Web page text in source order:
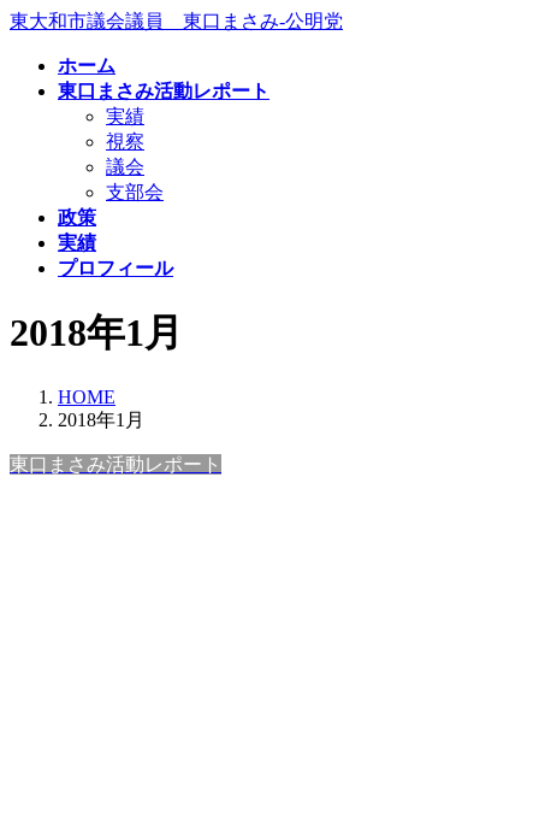
コ
ナ
東大和市議会議員 東口まさみ-公明党
ホーム
東口まさみ活動レポート
実績
視察
議会
支部会
政策
実績
プロフィール
2018年1月
HOME
2018年1月
東口まさみ活動レポート